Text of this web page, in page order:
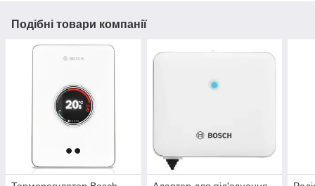
Подібні товари компанії